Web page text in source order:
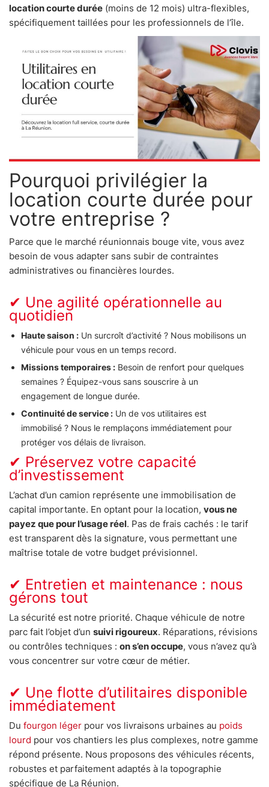
location courte durée (moins de 12 mois) ultra-flexibles,
spécifiquement taillées pour les professionnels de l’île.
Pourquoi privilégier la
location courte durée pour
votre entreprise ?
Parce que le marché réunionnais bouge vite, vous avez
besoin de vous adapter sans subir de contraintes
administratives ou financières lourdes.
✔ Une agilité opérationnelle au
quotidien
Haute saison : Un surcroît d’activité ? Nous mobilisons un
véhicule pour vous en un temps record.
Missions temporaires : Besoin de renfort pour quelques
semaines ? Équipez-vous sans souscrire à un
engagement de longue durée.
Continuité de service : Un de vos utilitaires est
immobilisé ? Nous le remplaçons immédiatement pour
protéger vos délais de livraison.
✔ Préservez votre capacité
d’investissement
L’achat d’un camion représente une immobilisation de
capital importante. En optant pour la location, vous ne
payez que pour l’usage réel. Pas de frais cachés : le tarif
est transparent dès la signature, vous permettant une
maîtrise totale de votre budget prévisionnel.
✔ Entretien et maintenance : nous
gérons tout
La sécurité est notre priorité. Chaque véhicule de notre
parc fait l’objet d’un suivi rigoureux. Réparations, révisions
ou contrôles techniques : on s’en occupe, vous n’avez qu’à
vous concentrer sur votre cœur de métier.
✔ Une flotte d’utilitaires disponible
immédiatement
Du fourgon léger pour vos livraisons urbaines au poids
lourd pour vos chantiers les plus complexes, notre gamme
répond présente. Nous proposons des véhicules récents,
robustes et parfaitement adaptés à la topographie
spécifique de La Réunion.